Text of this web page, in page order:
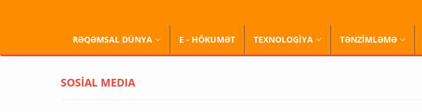
RƏQƏMSAL DÜNYA E - HÖKUMƏT TEXNOLOGİYA TƏNZİMLƏMƏ
SOSİAL MEDIA